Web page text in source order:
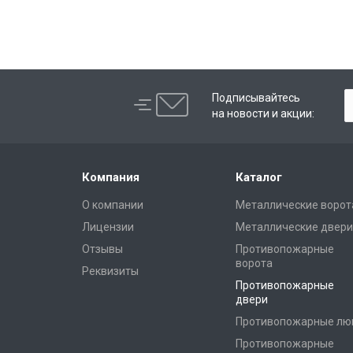
Подписывайтесь
на новости и акции:
Компания
О компании
Лицензии
Отзывы
Реквизиты
Каталог
Металлические
Металлические двери
Противопожарные
ворота
Противопожарные
двери
Противопожарные
Противопожарные